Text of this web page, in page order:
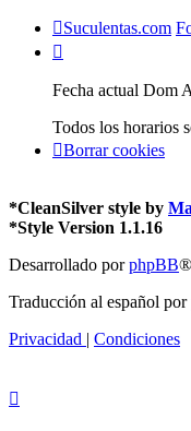
Suculentas.com
Fecha actual Dom
Todos los horarios
Borrar cookies
*CleanSilver style by
*Style Version 1.1.16
Desarrollado porphpBB
Traducción al español por
Privacidad | Condiciones